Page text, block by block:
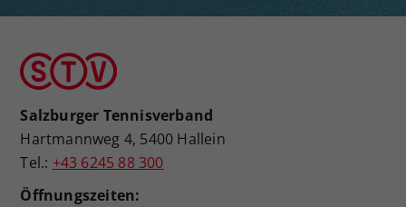
Salzburger Tennisverband
Hartmannweg 4, 5400 Hallein
Tel.: +43 6245 88 300
Öffnungszeiten: